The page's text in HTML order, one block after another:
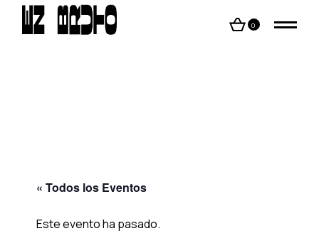
content
0
« Todos los Eventos
Este evento ha pasado.